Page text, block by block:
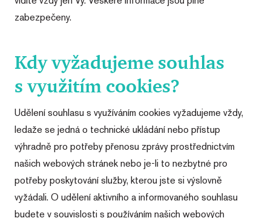
zabezpečeny.
Kdy vyžadujeme souhlas
s využitím cookies?
Udělení souhlasu s využíváním cookies vyžadujeme vždy,
ledaže se jedná o technické ukládání nebo přístup
výhradně pro potřeby přenosu zprávy prostřednictvím
našich webových stránek nebo je-li to nezbytné pro
potřeby poskytování služby, kterou jste si výslovně
vyžádali. O udělení aktivního a informovaného souhlasu
budete v souvislosti s používáním našich webových